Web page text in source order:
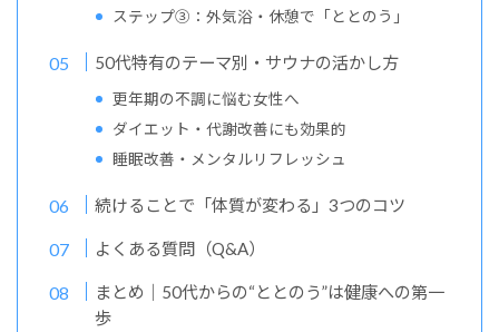
ステップ③：外気浴・休憩で「ととのう」
50代特有のテーマ別・サウナの活かし方
更年期の不調に悩む女性へ
ダイエット・代謝改善にも効果的
睡眠改善・メンタルリフレッシュ
続けることで「体質が変わる」3つのコツ
よくある質問（Q&A）
まとめ｜50代からの“ととのう”は健康への第一
歩